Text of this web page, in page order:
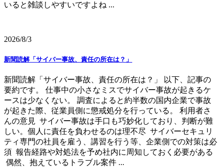
いると雑談しやすいですよね ...
2026/8/3
新聞読解「サイバー事故、責任の所在は？」
新聞読解「サイバー事故、責任の所在は？」 以下、記事の
要約です。 仕事中の小さなミスでサイバー事故が起きるケ
ースは少なくない。 調査によると約半数の国内企業で事故
が起きた際、従業員側に懲戒処分を行っている。 利用者さ
んの意見 サイバー事故は手口も巧妙化しており、判断が難
しい。個人に責任を負わせるのは理不尽 サイバーセキュリ
ティ専門の社員を雇う、講習を行う等、企業側での対策は必
須 報告経路や対処法を予め社内に周知しておく必要がある
偶然、抱えているトラブル案件 ...